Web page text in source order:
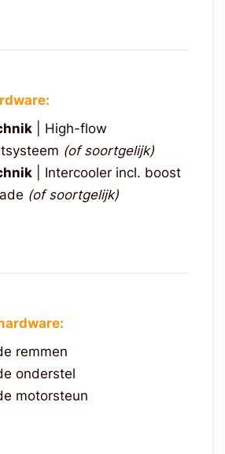
| High-flow
(of soortgelijk)
| Intercooler incl. boost
(of soortgelijk)
remmen
onderstel
motorsteun